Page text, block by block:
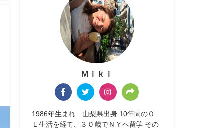
Ｍｉｋｉ
1986年生まれ 山梨県出身 10年間のＯ
Ｌ生活を経て、３０歳でＮＹへ留学 その